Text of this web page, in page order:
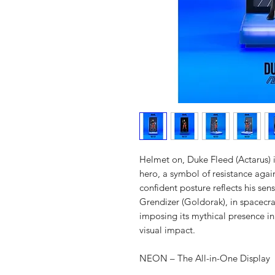
Helmet on, Duke Fleed
hero, a symbol of resistance
confident posture reflects his
Grendizer (Goldorak), in
imposing its mythical presence
visual impact.
NEON – The All-in-One Display